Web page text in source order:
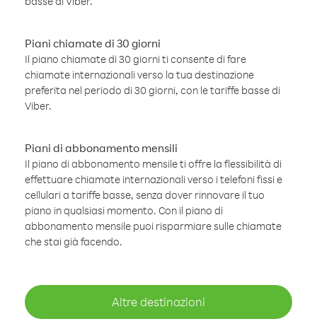
Piani chiamate di 30 giorni
Il piano chiamate di 30 giorni ti consente di fare
chiamate internazionali verso la tua destinazione
preferita nel periodo di 30 giorni, con le tariffe basse di
Viber.
Piani di abbonamento mensili
Il piano di abbonamento mensile ti offre la flessibilità di
effettuare chiamate internazionali verso i telefoni fissi e
cellulari a tariffe basse, senza dover rinnovare il tuo
piano in qualsiasi momento. Con il piano di
abbonamento mensile puoi risparmiare sulle chiamate
che stai già facendo.
Altre destinazioni